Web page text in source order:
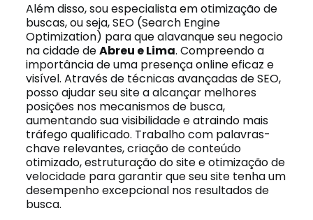
Além disso, sou especialista em otimização de
buscas, ou seja, SEO (Search Engine
Optimization) para que alavanque seu negocio
na cidade deAbreu e Lima. Compreendo a
importância de uma presença online eficaz e
visível. Através de técnicas avançadas de SEO,
posso ajudar seu site a alcançar melhores
posições nos mecanismos de busca,
aumentando sua visibilidade e atraindo mais
tráfego qualificado. Trabalho com palavras-
chave relevantes, criação de conteúdo
otimizado, estruturação do site e otimização de
velocidade para garantir que seu site tenha um
desempenho excepcional nos resultados de
busca.